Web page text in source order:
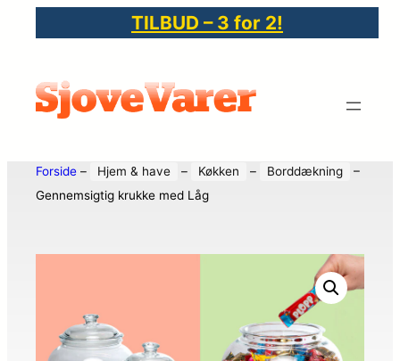
TILBUD – 3 for 2!
Forside – Hjem & have – Køkken – Borddækning
–
Gennemsigtig krukke med Låg